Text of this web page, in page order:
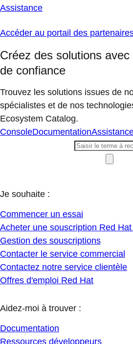
Assistance
Accéder au portail des
Créez des solutions
de confiance
Trouvez les solutions issues de
spécialistes et de nos
Ecosystem Catalog.
ConsoleDocumentation
Je souhaite :
Commencer un essai
Acheter une souscription Red
Gestion des souscriptions
Contacter le service commercial
Contactez notre service clientèle
Offres d'emploi Red Hat
Aidez-moi à trouver :
Documentation
Ressources développeurs